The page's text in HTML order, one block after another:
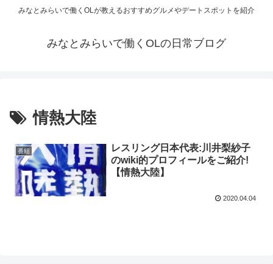
みなとみらいで働くOLが教えるおすすめグルメやデートスポットを紹介
みなとみらいで働くOLの日常ブログ
情熱大陸
番組
レスリング日本代表:川井梨紗子
のwiki的プロフィールをご紹介!
【情熱大陸】
2020.04.04